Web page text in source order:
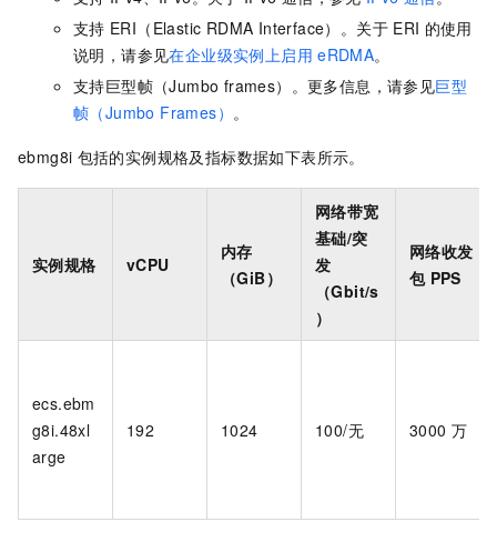
支持 ERI（Elastic RDMA Interface）。关于 ERI 的使用
说明，请参见在企业级实例上启用 eRDMA。
支持巨型帧（Jumbo frames）。更多信息，请参见巨型
帧（Jumbo Frames） 。
ebmg8i 包括的实例规格及指标数据如下表所示。
实例规格 vCPU
内存
（GiB）
网络带宽
基础/突
发
（Gbit/s
）
网络收发
包 PPS
ecs.ebm
g8i.48xl
arge
192 1024 100/无 3000 万